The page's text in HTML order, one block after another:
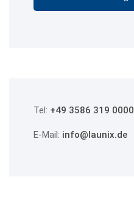
Tel: +49 3586 319 0000
E-Mail: info@launix.de